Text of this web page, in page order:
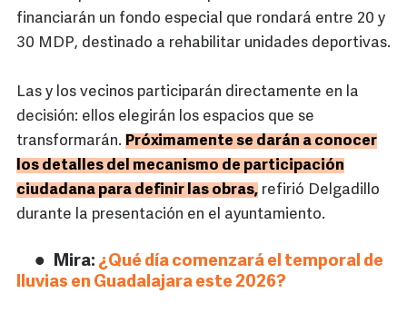
financiarán un fondo especial que rondará entre 20 y
30 MDP, destinado a rehabilitar unidades deportivas.
Las y los vecinos participarán directamente en la
decisión: ellos elegirán los espacios que se
transformarán. Próximamente se darán a conocer
los detalles del mecanismo de participación
ciudadana para definir las obras, refirió Delgadillo
durante la presentación en el ayuntamiento.
Mira: ¿Qué día comenzará el temporal de
lluvias en Guadalajara este 2026?